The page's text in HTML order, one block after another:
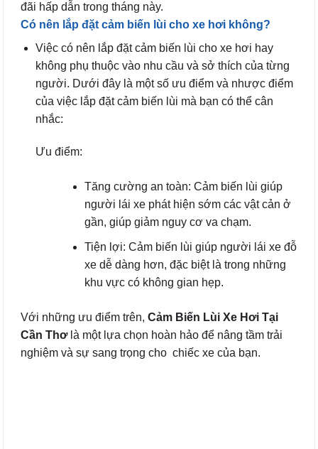
đãi hấp dẫn trong tháng này.
Có nên lắp đặt cảm biến lùi cho xe hơi không?
Việc có nên lắp đặt cảm biến lùi cho xe hơi hay
không phụ thuộc vào nhu cầu và sở thích của từng
người. Dưới đây là một số ưu điểm và nhược điểm
của việc lắp đặt cảm biến lùi mà bạn có thể cân
nhắc:
Ưu điểm:
Tăng cường an toàn: Cảm biến lùi giúp
người lái xe phát hiện sớm các vật cản ở
gần, giúp giảm nguy cơ va chạm.
Tiện lợi: Cảm biến lùi giúp người lái xe đỗ
xe dễ dàng hơn, đặc biệt là trong những
khu vực có không gian hẹp.
Với những ưu điểm trên, Cảm Biến Lùi Xe Hơi Tại
Cần Thơlà một lựa chọn hoàn hảo để nâng tầm trải
nghiệm và sự sang trọng cho chiếc xe của bạn.